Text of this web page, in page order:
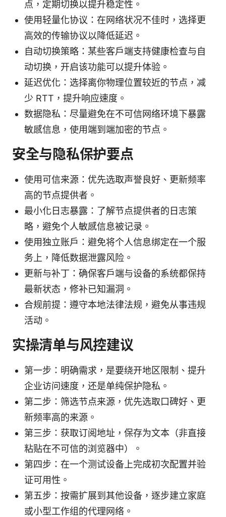
点，定期切换以提升稳定性。
使用轻量化协议：在网络状况不佳时，选择更
高效的传输协议以降低延迟。
自动切换策略：某些客户端支持健康检查与自
动切换，开启该功能可以提升体验。
延迟优化：选择离你物理位置较近的节点，减
少 RTT，提升响应速度。
数据隐私：尽量避免在不可信网络环境下暴露
敏感信息，使用端到端加密的节点。
安全与隐私保护要点
使用可信来源：优先选取声誉良好、更新频率
高的节点提供者。
最小化日志暴露：了解节点提供者的日志策
略，避免个人敏感信息被记录。
使用独立账户：避免将个人信息绑定在一个服
务上，降低数据泄露风险。
更新与补丁：确保客户端与设备的系统都保持
最新状态，修补已知漏洞。
合规前提：遵守本地法律法规，避免从事违规
活动。
实操清单与风控建议
第一步：明确需求，是要绕开地区限制、提升
企业访问速度，还是单纯保护隐私。
第二步：筛选节点来源，优先选取口碑好、更
新频率高的来源。
第三步：获取订阅地址，保存为文本（非直接
粘贴在不可信的浏览器中）。
第四步：在一个测试设备上完成初次配置并验
证可用性。
第五步：按需扩展到其他设备，逐步建立家庭
或小型工作组的代理网络。